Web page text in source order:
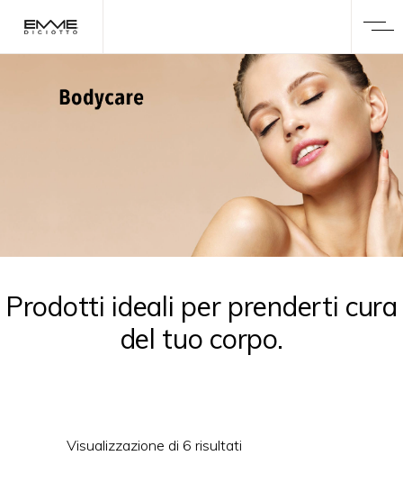
Prodotti ideali per prenderti cura
del tuo corpo.
Visualizzazione di 6 risultati